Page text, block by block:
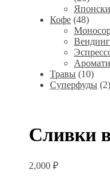
Кофе (48)
Травы (10)
Суперфуды (2)
Сливки
2,000 ₽